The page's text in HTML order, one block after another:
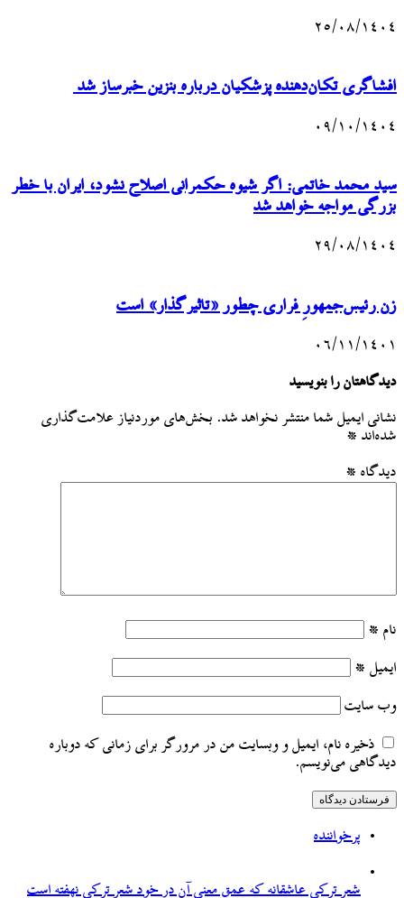
۲۵/۰۸/۱۴۰۴
افشاگری تکان‌دهنده پزشکیان درباره بنزین خبرساز شد
۰۹/۱۰/۱۴۰۴
سید محمد خاتمی: اگر شیوه حکمرانی اصلاح نشود، ایران با خطر
بزرگی مواجه خواهد شد
۲۹/۰۸/۱۴۰۴
زن رئیس‌جمهورِ فراری چطور «تاثیرگذار» است
۰۶/۱۱/۱۴۰۱
دیدگاهتان را بنویسید
نشانی ایمیل شما منتشر نخواهد شد. بخش‌های موردنیاز علامت‌گذاری
شده‌اند *
دیدگاه *
نام *
ایمیل *
وب‌ سایت
ذخیره نام، ایمیل و وبسایت من در مرورگر برای زمانی که دوباره
دیدگاهی می‌نویسم.
پرخواننده
شعر ترکی عاشقانه که عمق معنی آن در خود شعر ترکی نهفته است